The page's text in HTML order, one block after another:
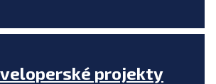
projekty